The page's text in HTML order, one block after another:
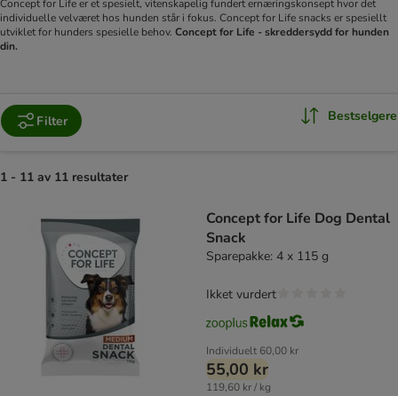
Concept for Life er et spesielt, vitenskapelig fundert ernæringskonsept hvor det
individuelle velværet hos hunden står i fokus. Concept for Life snacks er spesiellt
utviklet for hunders spesielle behov. Concept for Life - skreddersydd for hunden
din.
Filter Bestselgere
1 - 11 av 11 resultater
Concept for Life Dog Dental
Snack
Sparepakke: 4 x 115 g
Individuelt 60,00 kr
55,00 kr
119,60 kr / kg
Ikket vurdert